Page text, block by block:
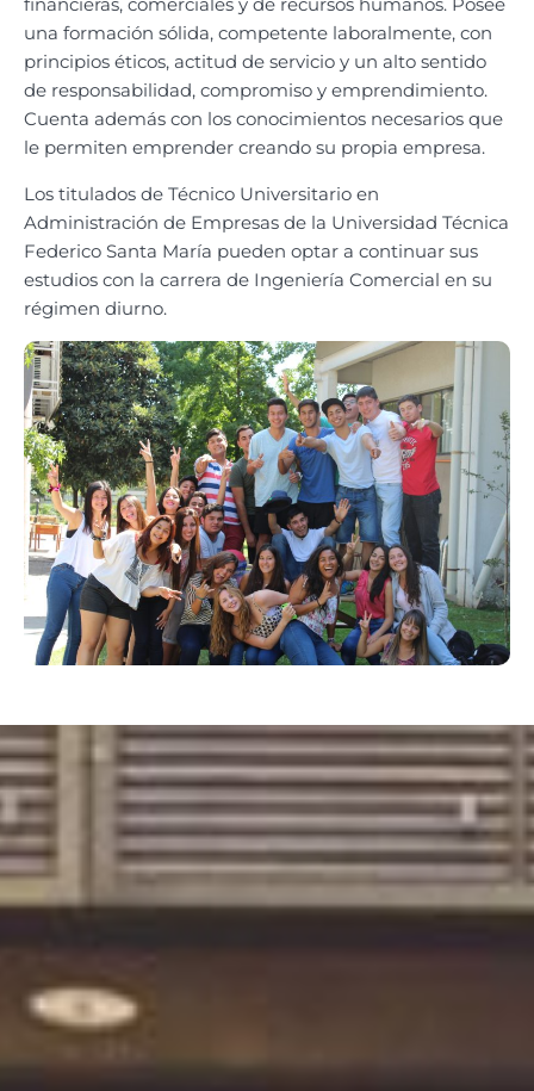
una formación sólida, competente laboralmente, con
principios éticos, actitud de servicio y un alto sentido
de responsabilidad, compromiso y emprendimiento.
Cuenta además con los conocimientos necesarios que
le permiten emprender creando su propia empresa.
Los titulados de Técnico Universitario en
Administración de Empresas de la Universidad Técnica
Federico Santa María pueden optar a continuar sus
estudios con la carrera de Ingeniería Comercial en su
régimen diurno.